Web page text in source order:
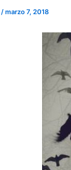
/marzo 7, 2018